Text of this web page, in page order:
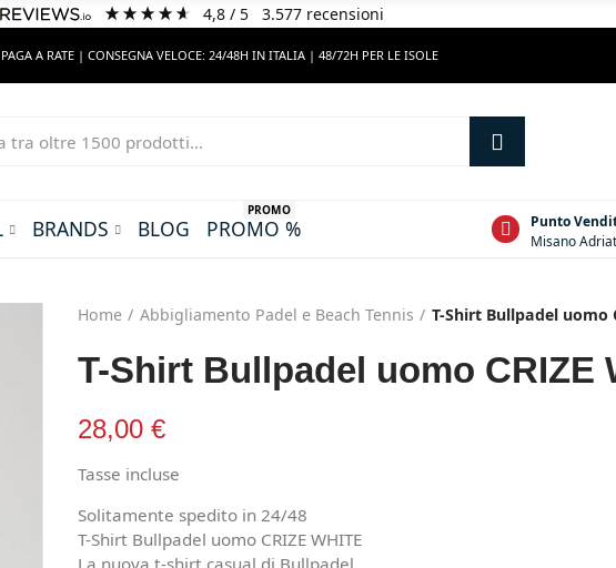
4,8/ 5 3.577 recensioni
A RATE | CONSEGNA VELOCE: 24/48H IN ITALIA | 48/72H PER LE ISOLE
BRANDS BLOG PROMO %
PROMO
Punto
Misano
Home Abbigliamento Padel e Beach Tennis T-Shirt Bullpadel uomo
T-Shirt Bullpadel uomo CRIZE
28,00 €
Tasse incluse
Solitamente spedito in 24/48
T-Shirt Bullpadel uomo CRIZE WHITE
La nuova t-shirt casual di Bullpadel.